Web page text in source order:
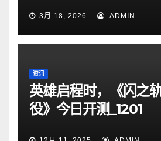
3月 18, 2026 ADMIN
资讯
英雄启程时，《闪之
役》今日开测_1201